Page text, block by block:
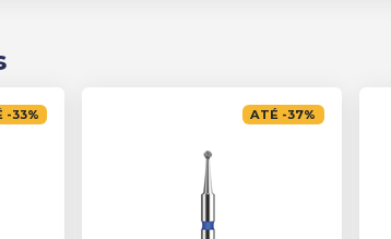
-33% ATÉ -37%